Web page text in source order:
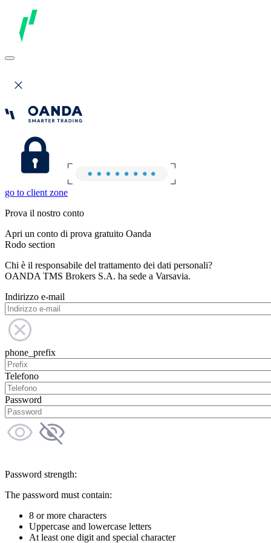
go to client zone
Prova il nostro conto
Apri un conto di prova gratuito Oanda
Rodo section
Chi è il responsabile del trattamento dei dati personali?
OANDA TMS Brokers S.A. ha sede a Varsavia.
Indirizzo e-mail
phone_prefix
Telefono
Password
Password strength:
The password must contain:
8 or more characters
Uppercase and lowercase letters
At least one digit and special character